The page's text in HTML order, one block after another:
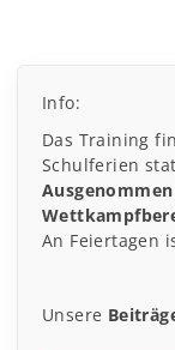
Info:
Das Training
Schulferien
An Feiertagen
Unsere